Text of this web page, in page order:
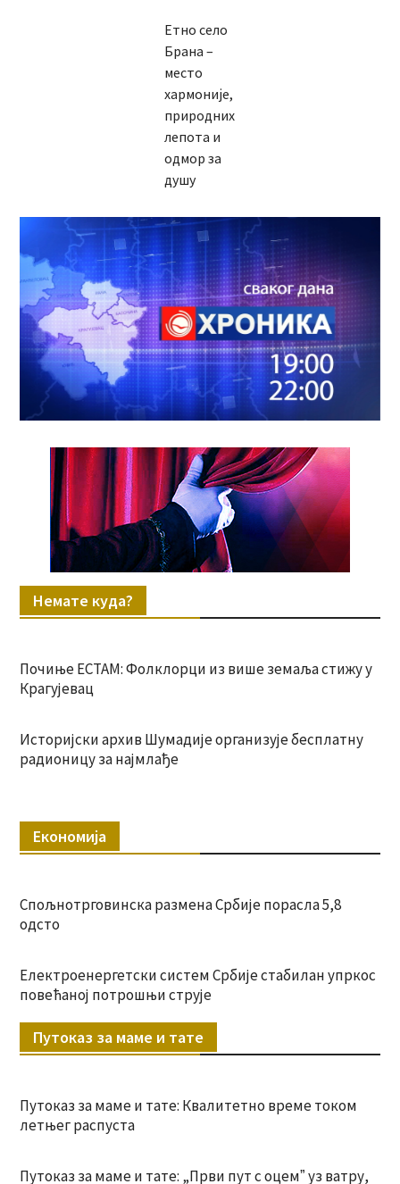
Етно село
Брана –
место
хармоније,
природних
лепота и
одмор за
душу
Немате куда?
Почиње ЕСТАМ: Фолклорци из више земаља стижу у
Крагујевац
Историјски архив Шумадије организује бесплатну
радионицу за најмлађе
Економија
Спољнотрговинска размена Србије порасла 5,8
одсто
Електроенергетски систем Србије стабилан упркос
повећаној потрошњи струје
Путоказ за маме и тате
Путоказ за маме и тате: Квалитетно време током
летњег распуста
Путоказ за маме и тате: „Први пут с оцемˮ уз ватру,